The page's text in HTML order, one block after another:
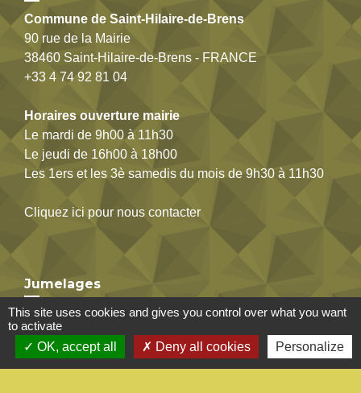
Commune de Saint-Hilaire-de-Brens
90 rue de la Mairie
38460 Saint-Hilaire-de-Brens - FRANCE
+33 4 74 92 81 04
Horaires ouverture mairie
Le mardi de 9h00 à 11h30
Le jeudi de 16h00 à 18h00
Les 1ers et les 3è samedis du mois de 9h30 à 11h30
Cliquez ici pour nous contacter
Jumelages
Saint-Hilaire-de-Brens / Cornalba
Mentions légales - Politique de confidentialité -
This site uses cookies and gives you control over what you want
to activate
OK, accept all
Deny all cookies Personalize